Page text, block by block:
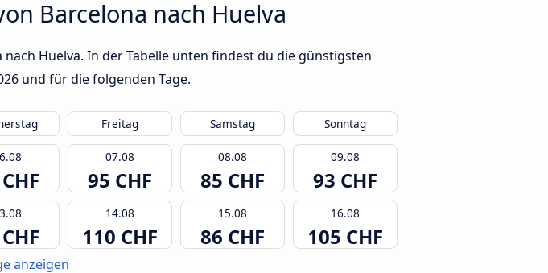
Barcelona nach Huelva
Huelva. In der Tabelle unten findest du die günstigsten
und für die folgenden Tage.
Freitag Samstag Sonntag
07.08
95 CHF
08.08
85 CHF
09.08
93 CHF
14.08
110 CHF
15.08
86 CHF
16.08
105 CHF
anzeigen